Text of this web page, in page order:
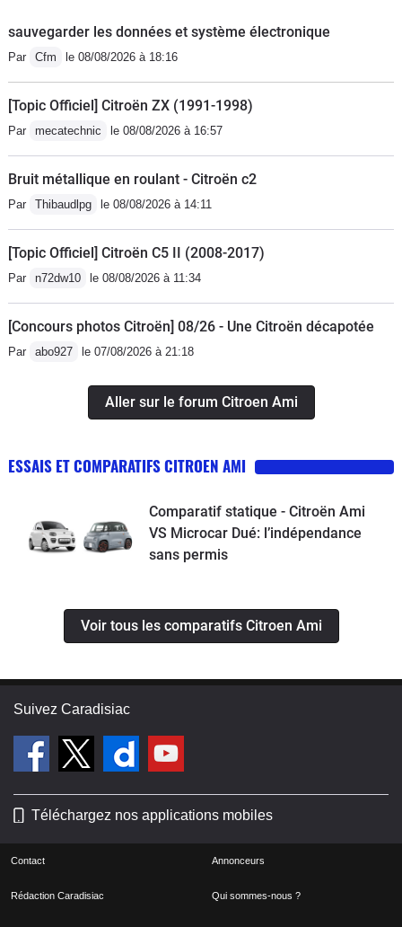
sauvegarder les données et système électronique
Par Cfm le 08/08/2026 à 18:16
[Topic Officiel] Citroën ZX (1991-1998)
Par mecatechnic le 08/08/2026 à 16:57
Bruit métallique en roulant - Citroën c2
Par Thibaudlpg le 08/08/2026 à 14:11
[Topic Officiel] Citroën C5 II (2008-2017)
Par n72dw10 le 08/08/2026 à 11:34
[Concours photos Citroën] 08/26 - Une Citroën décapotée
Par abo927 le 07/08/2026 à 21:18
Aller sur le forum Citroen Ami
ESSAIS ET COMPARATIFS CITROEN AMI
Comparatif statique - Citroën Ami
VS Microcar Dué: l’indépendance
sans permis
Voir tous les comparatifs Citroen Ami
Suivez Caradisiac
Téléchargez nos applications mobiles
Contact Annonceurs
Rédaction Caradisiac Qui sommes-nous ?